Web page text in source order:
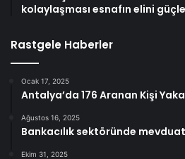
kolaylaşması esnafın elini
Rastgele Haberler
Ocak 17, 2025
Antalya’da 176 Aranan Kişi
Ağustos 16, 2025
Bankacılık sektöründe
Ekim 31, 2025